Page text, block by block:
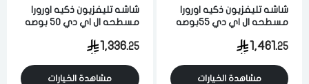
شاشه تليفزيون ذكيه اورورا
مسطحه ال اي دي 55بوصه
واي فاي اسود
1,461.25
مشاهدة الخيارات
شاشه تليفزيون ذكيه اورورا
مسطحه ال اي دي 50 بوصه
واي فاي اسود
1,336.25
مشاهدة الخيارات